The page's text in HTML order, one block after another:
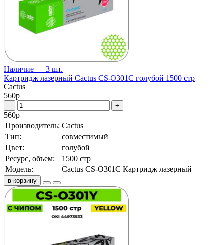
Наличие — 3 шт.
Картридж лазерный Cactus CS-O301C голубой 1500 стр
Cactus
560р
– +
560р
Производитель: Cactus
Тип:
совместимый
Цвет:
голубой
Ресурс, объем:
1500 стр
Модель:
Cactus CS-O301C Картридж лазерный
в корзину